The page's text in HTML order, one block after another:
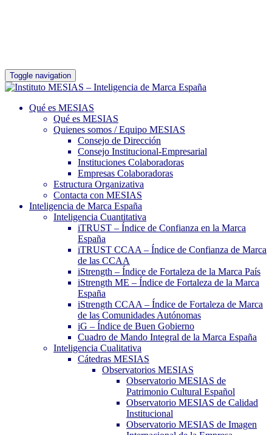
Toggle navigation
Qué es MESIAS
Qué es MESIAS
Quienes somos / Equipo MESIAS
Consejo de Dirección
Consejo Institucional-Empresarial
Instituciones Colaboradoras
Empresas Colaboradoras
Estructura Organizativa
Contacta con MESIAS
Inteligencia de Marca España
Inteligencia Cuantitativa
iTRUST – Índice de Confianza en la Marca
España
iTRUST CCAA – Índice de Confianza de Marca
de las CCAA
iStrength – Índice de Fortaleza de la Marca País
iStrength ME – Índice de Fortaleza de la Marca
España
iStrength CCAA – Índice de Fortaleza de Marca
de las Comunidades Autónomas
iG – Índice de Buen Gobierno
Cuadro de Mando Integral de la Marca España
Inteligencia Cualitativa
Cátedras MESIAS
Observatorios MESIAS
Observatorio MESIAS de
Patrimonio Cultural Español
Observatorio MESIAS de Calidad
Institucional
Observatorio MESIAS de Imagen